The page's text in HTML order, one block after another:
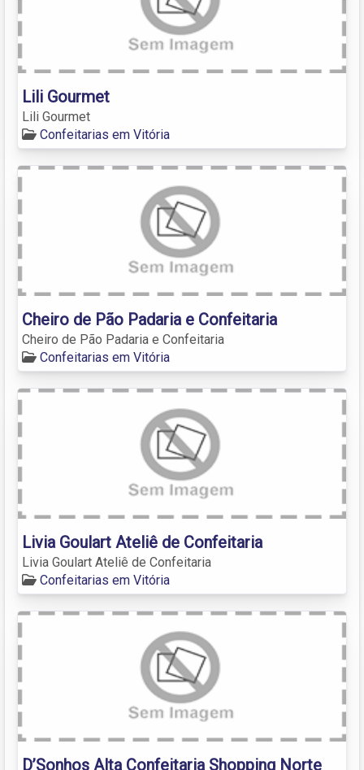
Lili Gourmet
Lili Gourmet
Confeitarias em Vitória
Cheiro de Pão Padaria e Confeitaria
Cheiro de Pão Padaria e Confeitaria
Confeitarias em Vitória
Livia Goulart Ateliê de Confeitaria
Livia Goulart Ateliê de Confeitaria
Confeitarias em Vitória
D’Sonhos Alta Confeitaria Shopping Norte